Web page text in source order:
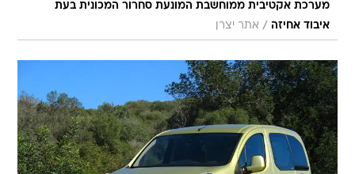
מערכת אקטיבית ממוחשבת המונעת סחרור המכונית בעת
איבוד אחיזה / אתר יצרן